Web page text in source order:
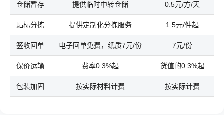
仓储暂存 提供临时中转仓储 0.5元/方/天
贴标分拣 提供定制化分拣服务 1.5元/件起
签收回单 电子回单免费，纸质7元/份 7元/份
保价运输 费率0.3%起 货值的0.3%起
包装加固 按实际材料计费 按实际计费